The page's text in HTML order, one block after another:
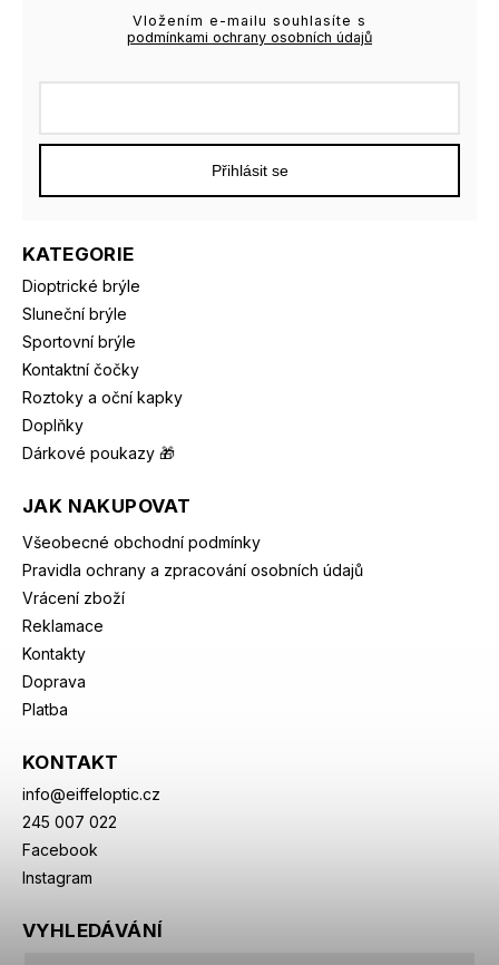
KATEGORIE
Dioptrické brýle
Sluneční brýle
Sportovní brýle
Kontaktní čočky
Roztoky a oční kapky
Doplňky
Dárkové poukazy 🎁
JAK NAKUPOVAT
Všeobecné obchodní podmínky
Pravidla ochrany a zpracování osobních údajů
Vrácení zboží
Reklamace
Kontakty
Doprava
Platba
KONTAKT
info@eiffeloptic.cz
245 007 022
Facebook
Instagram
Vložením e-mailu souhlasíte s
podmínkami ochrany osobních údajů
Přihlásit se
VYHLEDÁVÁNÍ